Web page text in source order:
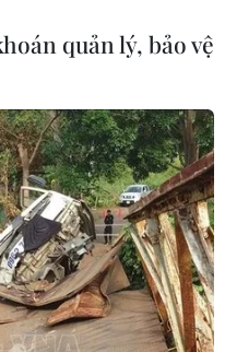
quản lý, bảo vệ